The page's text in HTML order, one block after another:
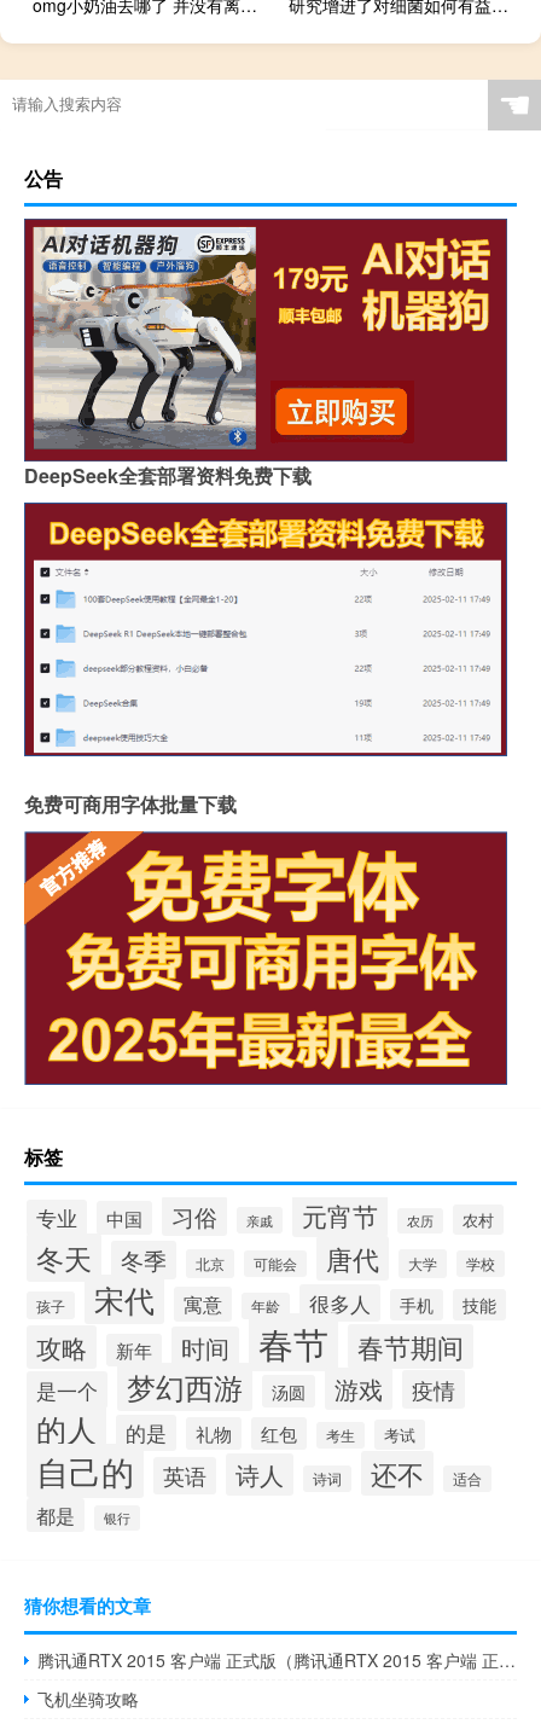
omg小奶油去哪了 并没有离队只是替补什么梗 研究增进了对细菌如何有益于植物生长的理解
☚
公告
DeepSeek全套部署资料免费下载
免费可商用字体批量下载
标签
专业 中国 习俗 亲戚 元宵节 农历 农村
冬天 冬季 北京 可能会 唐代 大学 学校
孩子 宋代 寓意 年龄 很多人 手机 技能
攻略 新年 时间 春节 春节期间
是一个 梦幻西游 汤圆 游戏 疫情
的人 的是 礼物 红包 考生 考试
自己的 英语 诗人 诗词 还不 适合
都是 银行
猜你想看的文章
腾讯通RTX 2015 客户端 正式版（腾讯通RTX 2015 客户端 正式版功能简介）
飞机坐骑攻略